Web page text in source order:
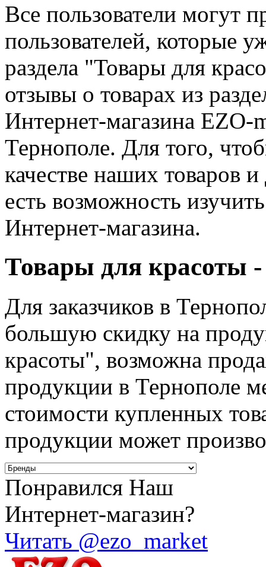
Все пользователи могут
пользователей, которые
раздела "Товары для
отзывы о товарах из
Интернет-магазина EZO-
Тернополе. Для того,
качестве наших товаров
есть возможность
Интернет-магазина.
Товары для красоты
Для заказчиков в
большую скидку на
красоты", возможна
продукции в Тернополе
стоимости купленных
продукции может
Понравился Наш
Интернет-магазин?
Читать @ezo_market